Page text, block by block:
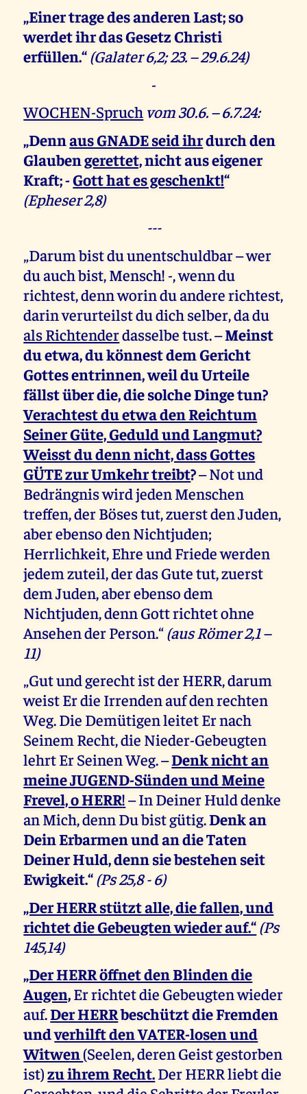
„Einer trage des anderen Last; so
werdet ihr das Gesetz Christi
erfüllen.“(Galater 6,2; 23. – 29.6.24)
-
WOCHEN-Spruch vom 30.6. – 6.7.24:
„Dennaus GNADE seid ihrdurch den
Glaubengerettet,nicht aus eigener
Kraft; -Gott hat es geschenkt!“
(Epheser 2,8)
---
„Darum bist du unentschuldbar – wer
du auch bist, Mensch! -, wenn du
richtest, denn worin du andere richtest,
darin verurteilst du dich selber, da du
als Richtenderdasselbe tust. –Meinst
du etwa, du könnest dem Gericht
Gottes entrinnen, weil du Urteile
fällst über die, die solche Dinge tun?
Verachtest du etwa den Reichtum
Seiner Güte, Geduld und Langmut?
Weisst du denn nicht, dass Gottes
GÜTE zur Umkehr treibt?– Not und
Bedrängnis wird jeden Menschen
treffen, der Böses tut, zuerst den Juden,
aber ebenso den Nichtjuden;
Herrlichkeit, Ehre und Friede werden
jedem zuteil, der das Gute tut, zuerst
dem Juden, aber ebenso dem
Nichtjuden, denn Gott richtet ohne
Ansehen der Person.“(aus Römer 2,1 –
11)
„Gut und gerecht ist der HERR, darum
weist Er die Irrenden auf den rechten
Weg. Die Demütigen leitet Er nach
Seinem Recht, die Nieder-Gebeugten
lehrt Er Seinen Weg. –Denk nicht an
meine JUGEND-Sünden und Meine
Frevel, o HERR!– In Deiner Huld denke
an Mich, denn Du bist gütig.Denk an
Dein Erbarmen und an die Taten
Deiner Huld, denn sie bestehen seit
Ewigkeit.“(Ps 25,8 - 6)
„Der HERR stützt alle, die fallen, und
richtet die Gebeugten wieder auf.“(Ps
145,14)
„Der HERR öffnet den Blinden die
Augen,Er richtet die Gebeugten wieder
auf.Der HERRbeschützt die Fremden
undverhilft den VATER-losen und
Witwen(Seelen, deren Geist gestorben
ist)zu ihrem Recht.Der HERR liebt die